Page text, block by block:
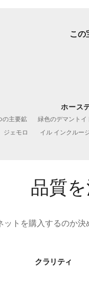
この
の主要鉱
ジェモロ
ホース
緑色のデマントイ
イル インクルー
品質
ットを購入するのか決
クラリティ